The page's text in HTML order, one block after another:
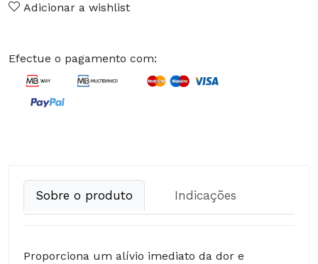
Adicionar a wishlist
Efectue o pagamento com:
Sobre o produto Indicações
Proporciona um alívio imediato da dor e